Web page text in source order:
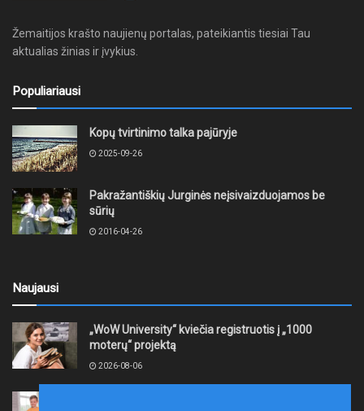
Žemaitijos krašto naujienų portalas, pateikiantis tiesiai Tau
aktualias žinias ir įvykius.
Populiariausi
Kopų tvirtinimo talka pajūryje
2025-09-26
Pakražantiškių Jurginės neįsivaizduojamos be
sūrių
2016-04-26
Naujausi
„WoW University“ kviečia registruotis į „1000
moterų“ projektą
2026-08-06